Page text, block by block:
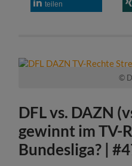
teilen
©
DFL vs. DAZN
gewinnt im TV-
Bundesliga? |